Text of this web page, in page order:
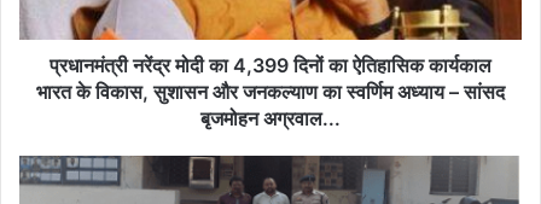
ऐतिहासिक
कार्यकाल
और
जनकल्याण
प्रधानमंत्री नरेंद्र मोदी का 4,399 दिनों का ऐतिहासिक कार्यकाल
भारत के विकास, सुशासन और जनकल्याण का स्वर्णिम अध्याय – सांसद
बृजमोहन अग्रवाल...
अवैध
शराब